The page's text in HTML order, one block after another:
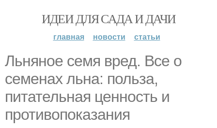
ИДЕИ ДЛЯ САДА И ДАЧИ
главная новости статьи
Льняное семя вред. Все о
семенах льна: польза,
питательная ценность и
противопоказания